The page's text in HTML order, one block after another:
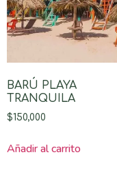
BARÚ PLAYA
TRANQUILA
$150,000
Añadir al carrito